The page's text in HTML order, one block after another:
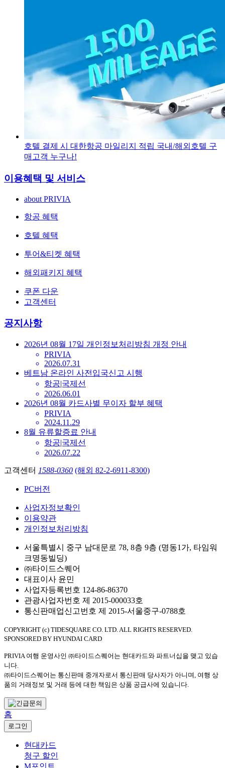
호텔 결제 시 대한항공 마일리지 적립 국내/해외호텔 구
매고객 누구나!
이용혜택 및 서비스
about PRIVIA
항공 혜택
호텔 혜택
투어&티켓 혜택
해외패키지 혜택
쿠폰 다운
고객센터
공지사항
2026년 08월 17일 개인정보처리방침 개정 안내
PRIVIA
2026.07.31
베트남 온라인 사전입국신고 시행
항공|국제선
2026.06.01
2026년 08월 카드사별 무이자 할부 혜택
PRIVIA
2024.11.29
8월 유류할증료 안내
항공|국제선
2026.07.22
고객센터 1588-0360 (해외 82-2-6911-8300)
PC버전
사업자정보확인
이용약관
개인정보처리방침
서울특별시 중구 남대문로 78, 8층 9층 (명동1가, 타임워
크명동빌딩)
㈜타이드스퀘어
대표이사 윤민
사업자등록번호 124-86-86370
관광사업자번호 제 2015-000033호
통신판매업신고번호 제 2015-서울중구-0788호
COPYRIGHT (c) TIDESQUARE CO. LTD. ALL RIGHTS RESERVED.
SPONSORED BY HYUNDAI CARD
PRIVIA 여행 운영사인 ㈜타이드스퀘어는 현대카드와 파트너십을 맺고 있습
니다.
㈜타이드스퀘어는 통신판매 중개자로서 통신판매 당사자가 아니며, 여행 상
품의 거래정보 및 거래 등에 대한 책임은 상품 공급사에 있습니다.
홈
로그인
현대카드
청구 할인